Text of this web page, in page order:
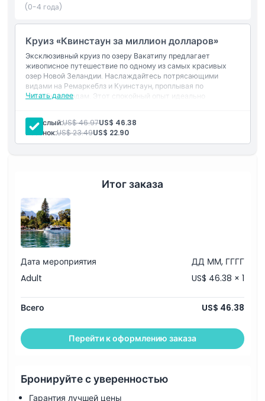
Политика в отношении детей и взрослых
Исключения
Часы работы
Вещи, которые нужно знать
Как воспользоваться
Дресс-код
(0-4 года)
Круиз «Квинстаун за миллион долларов»
Эксклюзивный круиз по озеру Вакатипу предлагает
живописное путешествие по одному из самых красивых
озер Новой Зеландии. Наслаждайтесь потрясающими
видами на Ремаркеблз и Куинстаун, проплывая по
спокойным водам. Этот спокойный опыт идеально
красотой и историей региона.
Читать далее
Взрослый:US$ 46.97US$ 46.38
Ребенок:US$ 23.49US$ 22.90
Итог заказа
Дата мероприятия
ДД ММ, ГГГГ
Adult
US$ 46.38 × 1
Всего US$ 46.38
Перейти к оформлению заказа
Бронируйте с уверенностью
Гарантия лучшей цены